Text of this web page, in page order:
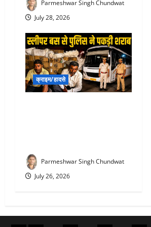
Parmeshwar Singh Chundwat
July 28, 2026
क्राइम/हादसे
Parmeshwar Singh Chundwat
July 26, 2026